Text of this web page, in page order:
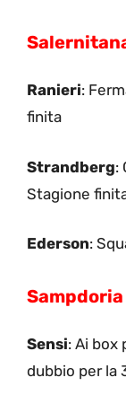
Ranieri:
finita
Strandberg:
Stagione
Ederson:
Sampdoria
Sensi: Ai box
dubbio per la